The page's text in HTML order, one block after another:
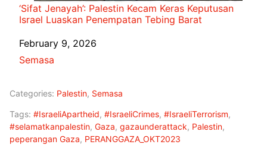
‘Sifat Jenayah’: Palestin Kecam Keras Keputusan
Israel Luaskan Penempatan Tebing Barat
Date
February 9, 2026
In relation to
Semasa
Categories: Palestin, Semasa
Tags: #IsraeliApartheid, #IsraeliCrimes, #IsraeliTerrorism,
#selamatkanpalestin, Gaza, gazaunderattack, Palestin,
peperangan Gaza, PERANGGAZA_OKT2023